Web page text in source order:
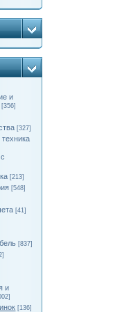
и
[356]
[327]
[213]
[548]
[41]
[837]
и
[136]